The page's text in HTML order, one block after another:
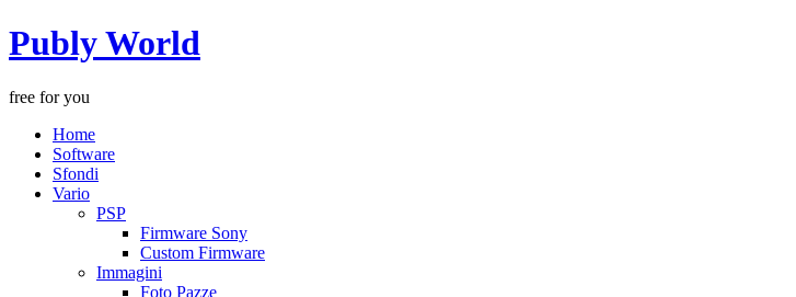
Publy World
free for you
Home
Software
Sfondi
Vario
PSP
Firmware Sony
Custom Firmware
Immagini
Foto Pazze